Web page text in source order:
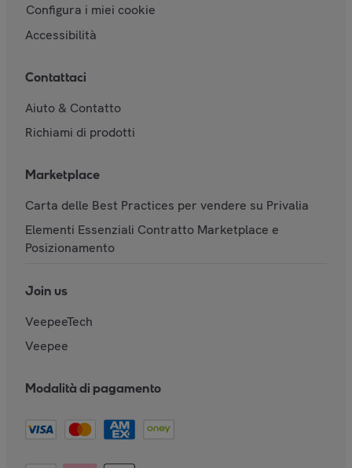
Configura i miei cookie
Accessibilità
Contattaci
Aiuto & Contatto
Richiami di prodotti
Marketplace
Carta delle Best Practices per vendere su Privalia
Elementi Essenziali Contratto Marketplace e
Posizionamento
Join us
VeepeeTech
Veepee
Modalità di pagamento